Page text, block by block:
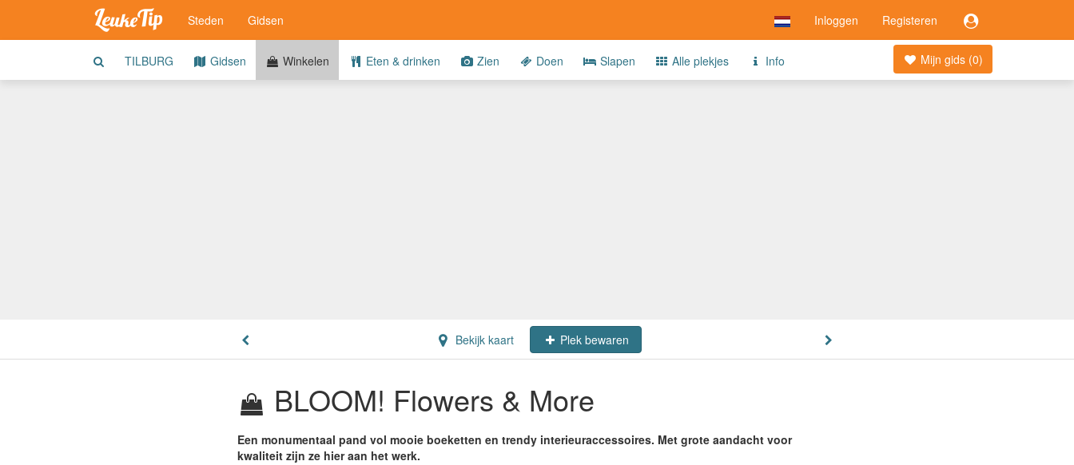
Inloggen Registeren
Steden Gidsen
Mijn gids (0)
TILBURG Gidsen Winkelen Eten & drinken Zien Doen Slapen Alle plekjes Info
Bekijk kaart Plek bewaren
BLOOM! Flowers & More
Een monumentaal pand vol mooie boeketten en trendy interieuraccessoires. Met grote aandacht voor
kwaliteit zijn ze hier aan het werk.